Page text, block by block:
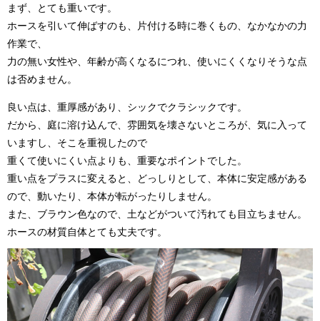
まず、とても重いです。
ホースを引いて伸ばすのも、片付ける時に巻くもの、なかなかの力
作業で、
力の無い女性や、年齢が高くなるにつれ、使いにくくなりそうな点
は否めません。
良い点は、重厚感があり、シックでクラシックです。
だから、庭に溶け込んで、雰囲気を壊さないところが、気に入って
いますし、そこを重視したので
重くて使いにくい点よりも、重要なポイントでした。
重い点をプラスに変えると、どっしりとして、本体に安定感がある
ので、動いたり、本体が転がったりしません。
また、ブラウン色なので、土などがついて汚れても目立ちません。
ホースの材質自体とても丈夫です。